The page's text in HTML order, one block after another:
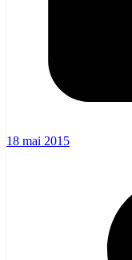
18 mai 2015